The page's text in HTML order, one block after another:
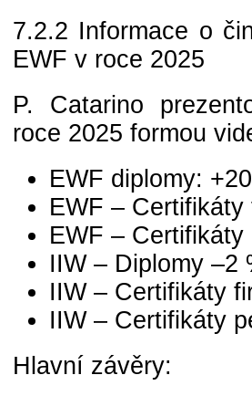
7.2.2 Informace o
EWF v roce 2025
P. Catarino
roce 2025 formou
EWF diplomy:
EWF –
EWF –
IIW – Diplomy –2
IIW – Certifikáty
IIW – Certifikáty
Hlavní závěry: